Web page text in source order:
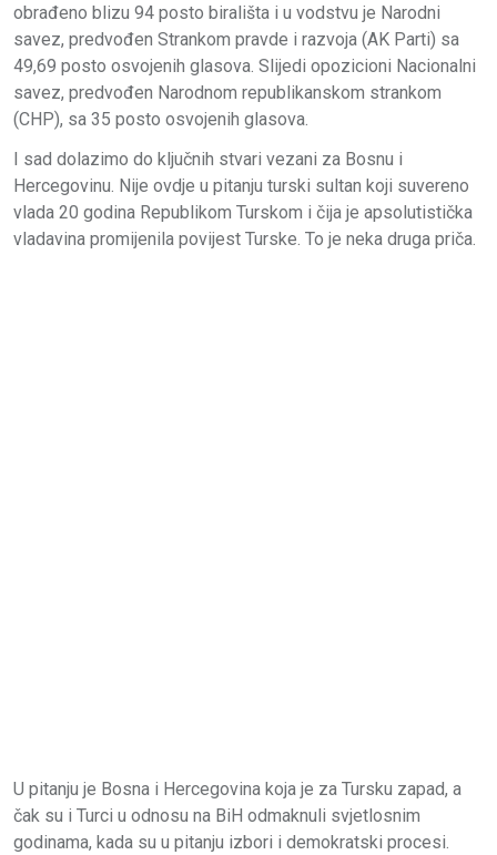
obrađeno blizu 94 posto birališta i u vodstvu je Narodni
savez, predvođen Strankom pravde i razvoja (AK Parti) sa
49,69 posto osvojenih glasova. Slijedi opozicioni Nacionalni
savez, predvođen Narodnom republikanskom strankom
(CHP), sa 35 posto osvojenih glasova.
I sad dolazimo do ključnih stvari vezani za Bosnu i
Hercegovinu. Nije ovdje u pitanju turski sultan koji suvereno
vlada 20 godina Republikom Turskom i čija je apsolutistička
vladavina promijenila povijest Turske. To je neka druga priča.
U pitanju je Bosna i Hercegovina koja je za Tursku zapad, a
čak su i Turci u odnosu na BiH odmaknuli svjetlosnim
godinama, kada su u pitanju izbori i demokratski procesi.